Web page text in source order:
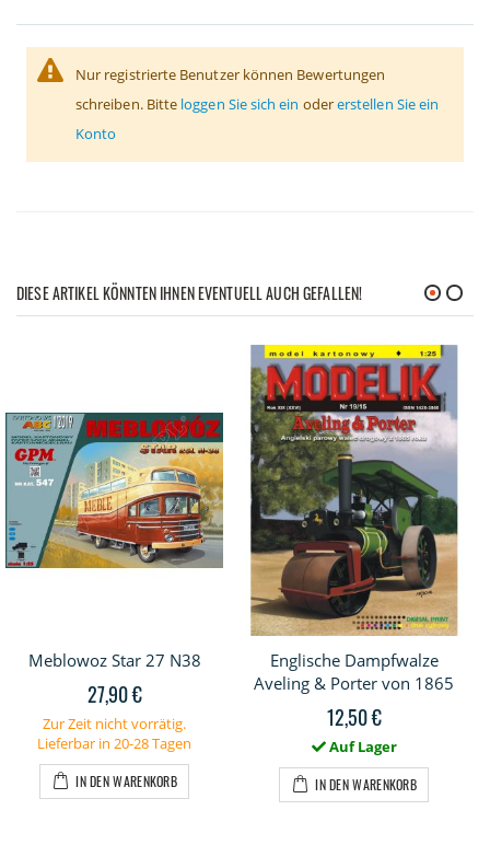
Nur registrierte Benutzer können Bewertungen
schreiben. Bitte loggen Sie sich ein odererstellen Sie ein
Konto
DIESE ARTIKEL KÖNNTEN IHNEN EVENTUELL AUCH GEFALLEN!
Meblowoz Star 27 N38
27,90 €
Zur Zeit nicht vorrätig.
Lieferbar in 20-28 Tagen
IN DEN WARENKORB
Englische Dampfwalze
Aveling & Porter von 1865
12,50 €
Auf Lager
IN DEN WARENKORB